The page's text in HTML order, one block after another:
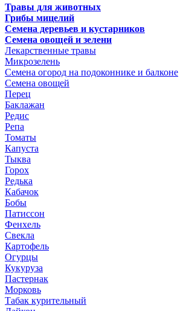
Травы для животных
Грибы мицелий
Семена деревьев и кустарников
Семена овощей и зелени
Лекарственные травы
Микрозелень
Семена огород на подоконнике и балконе
Семена овощей
Перец
Баклажан
Редис
Репа
Томаты
Капуста
Тыква
Горох
Редька
Кабачок
Бобы
Патиссон
Фенхель
Свекла
Картофель
Огурцы
Кукуруза
Пастернак
Морковь
Табак курительный